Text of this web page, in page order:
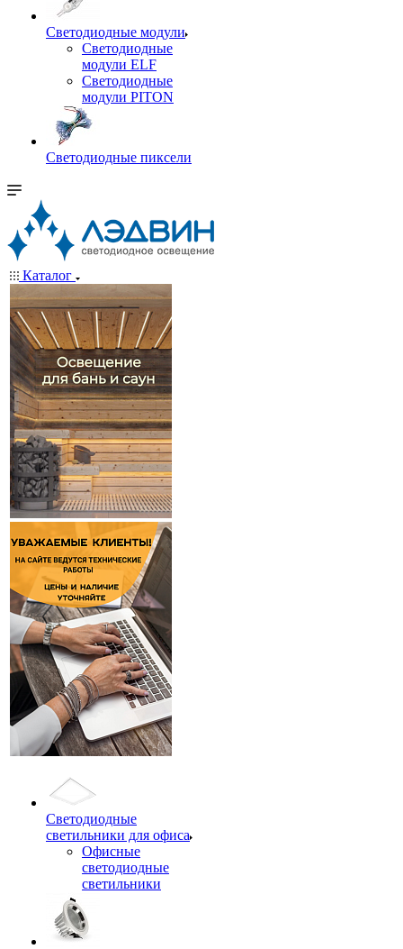
Светодиодные модули
Светодиодные
модули ELF
Светодиодные
модули PITON
Светодиодные пиксели
Каталог
Светодиодные
светильники для офиса
Офисные
светодиодные
светильники